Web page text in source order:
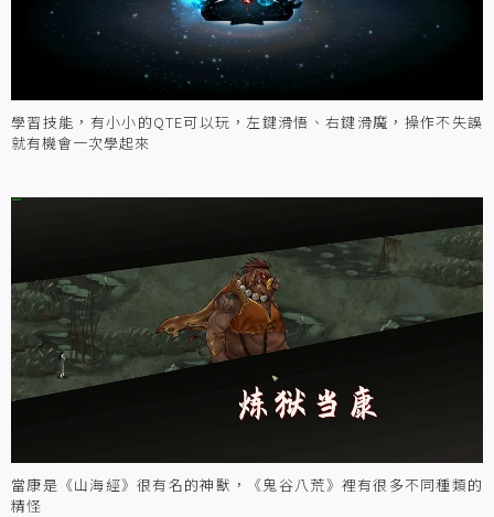
學習技能，有小小的QTE可以玩，左鍵滑悟、右鍵滑魔，操作不失誤
就有機會一次學起來
當康是《山海經》很有名的神獸，《鬼谷八荒》裡有很多不同種類的
精怪